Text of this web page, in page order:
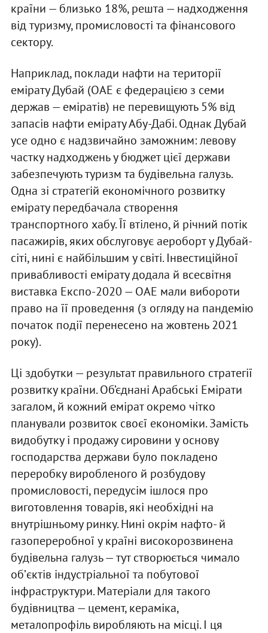
країни — близько 18%, решта — надходження
від туризму, промисловості та фінансового
сектору.
Наприклад, поклади нафти на території
емірату Дубай (ОАЕ є федерацією з семи
держав — еміратів) не перевищують 5% від
запасів нафти емірату Абу-Дабі. Однак Дубай
усе одно є надзвичайно заможним: левову
частку надходжень у бюджет цієї держави
забезпечують туризм та будівельна галузь.
Одна зі стратегій економічного розвитку
емірату передбачала створення
транспортного хабу. Її втілено, й річний потік
пасажирів, яких обслуговує аероборт у Дубай-
сіті, нині є найбільшим у світі. Інвестиційної
привабливості емірату додала й всесвітня
виставка Експо-2020 — ОАЕ мали вибороти
право на її проведення (з огляду на пандемію
початок події перенесено на жовтень 2021
року).
Ці здобутки — результат правильного стратегії
розвитку країни. Об’єднані Арабські Емірати
загалом, й кожний емірат окремо чітко
планували розвиток своєї економіки. Замість
видобутку і продажу сировини у основу
господарства держави було покладено
переробку виробленого й розбудову
промисловості, передусім ішлося про
виготовлення товарів, які необхідні на
внутрішньому ринку. Нині окрім нафто- й
газопереробної у країні високорозвинена
будівельна галузь — тут створюється чимало
обʼєктів індустріальної та побутової
інфраструктури. Матеріали для такого
будівництва — цемент, кераміка,
металопрофіль виробляють на місці. І ця